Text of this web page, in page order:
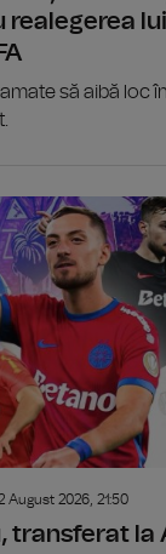
realegerea
să aibă loc
August 2026, 21:50
transferat la